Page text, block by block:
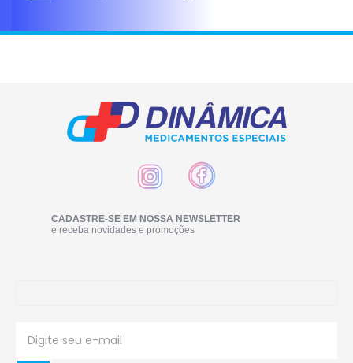
CADASTRE-SE EM NOSSA NEWSLETTER
e receba novidades e promoções